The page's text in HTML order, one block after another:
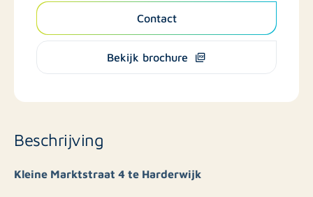
Contact
Bekijk brochure
Beschrijving
Kleine Marktstraat 4 te Harderwijk